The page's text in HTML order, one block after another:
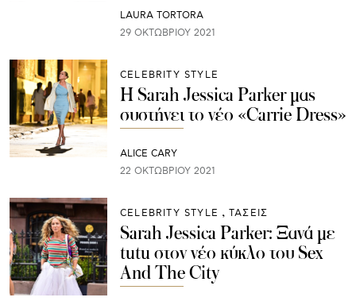
LAURA TORTORA
29 ΟΚΤΩΒΡΊΟΥ 2021
CELEBRITY STYLE
Η Sarah Jessica Parker μας
συστήνει το νέο «Carrie Dress»
ALICE CARY
22 ΟΚΤΩΒΡΊΟΥ 2021
CELEBRITY STYLE ΤΑΣΕΙΣ
Sarah Jessica Parker: Ξανά με
tutu στον νέο κύκλο του Sex
And The City